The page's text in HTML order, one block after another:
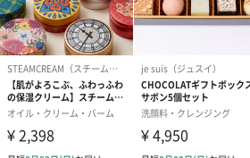
ダンボール装飾（ひま
わり）（720円）
ダンボール装
ーリップ）（